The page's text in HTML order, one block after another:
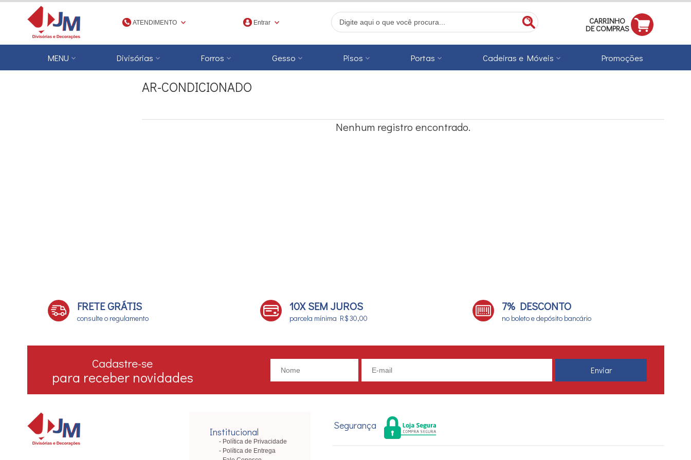
ATENDIMENTO
(48) 3623-1777
4836231777
Entrar CARRINHO
DE COMPRAS
MENU Divisórias Forros Gesso Pisos Portas Cadeiras e Móveis Promoções
AR-CONDICIONADO
Nenhum registro encontrado.
FRETE GRÁTIS
consulte o regulamento
10X SEM JUROS
parcela mínima R$ 30,00
7% DESCONTO
no boleto e depósito bancário
Cadastre-se
para receber novidades
Institucional
Política de Privacidade
Política de Entrega
Segurança